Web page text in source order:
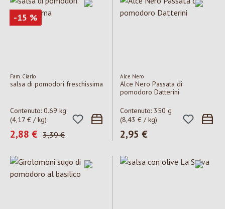
-15 Sconto
%
Fam. Ciarlo
salsa di pomodori freschissima
Contenuto: 0.69 kg
(4,17 € / kg)
Prezzo di vendita:
2,88 € Prezzo normale:
3,39 €
Alce Nero
Alce Nero Passata di
pomodoro Datterini
Contenuto: 350 g
(8,43 € / kg)
Prezzo normale:
2,95 €